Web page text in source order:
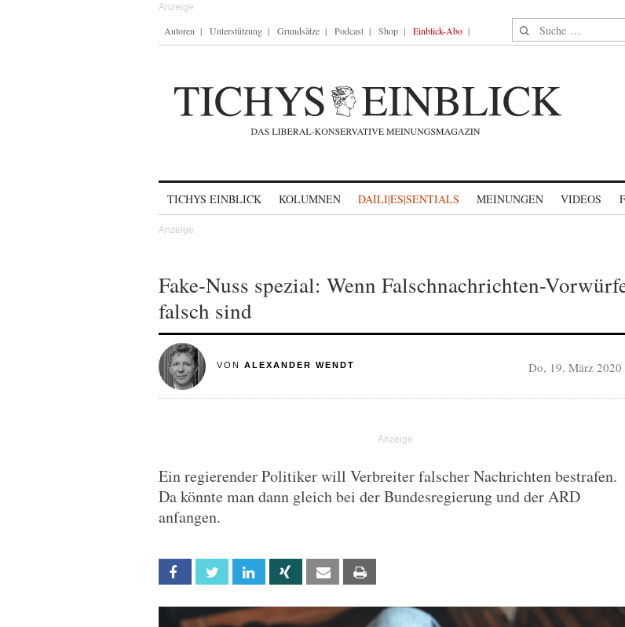
Autoren Unterstützung Grundsätze Podcast Shop Einblick-Abo Suche nach:
TICHYS EINBLICK KOLUMNEN DAILI|ES|SENTIALS MEINUNGEN VIDEOS
Fake-Nuss spezial: Wenn Falschnachrichten-
falsch sind
VON ALEXANDER WENDT Do, 19. März 2020
Ein regierender Politiker will Verbreiter falscher Nachrichten bestrafen.
Da könnte man dann gleich bei der Bundesregierung und der ARD
anfangen.
Facebook Twitter Linkedin Xing Email